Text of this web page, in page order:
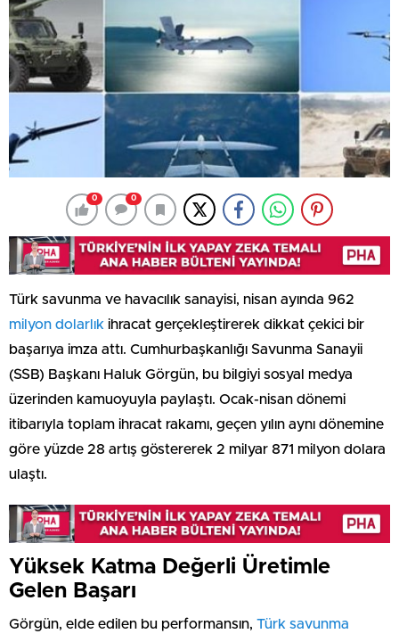
0 0
Türk savunma ve havacılık sanayisi, nisan ayında 962
milyon dolarlık ihracat gerçekleştirerek dikkat çekici bir
başarıya imza attı. Cumhurbaşkanlığı Savunma Sanayii
(SSB) Başkanı Haluk Görgün, bu bilgiyi sosyal medya
üzerinden kamuoyuyla paylaştı. Ocak-nisan dönemi
itibarıyla toplam ihracat rakamı, geçen yılın aynı dönemine
göre yüzde 28 artış göstererek 2 milyar 871 milyon dolara
ulaştı.
Yüksek Katma Değerli Üretimle
Gelen Başarı
Görgün, elde edilen bu performansın, Türk savunma